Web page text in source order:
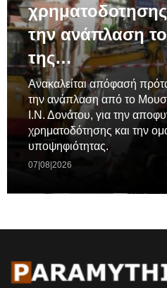
την ανάπλαση
της…
Ανακαλείται απόφασή
την ανάπλαση από το
Ι.Ν. Δονάτου, για την
χρηματοδότησης και την
υποψηφιότητας.
07|08|2026